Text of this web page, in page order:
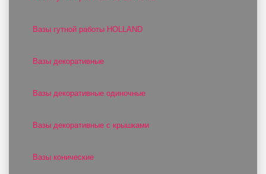
Вазы гутной работы HOLLAND
Вазы декоративные
Вазы декоративные одиночные
Вазы декоративные с крышками
Вазы конические